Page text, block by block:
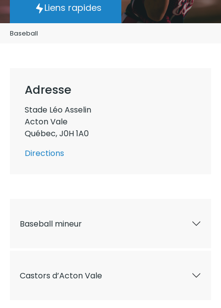
Liens rapides
Baseball
Adresse
Stade Léo Asselin
Acton Vale
Québec,J0H 1A0
Directions
Baseball mineur
Castors d’Acton Vale